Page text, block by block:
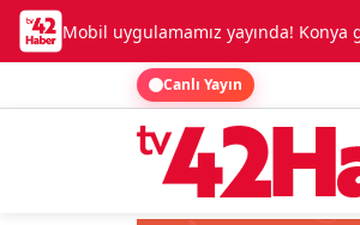
Mobil uygulamamız yayında!
Canlı Yayın